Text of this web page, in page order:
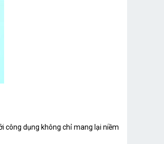
công dụng không chỉ mang lại niềm